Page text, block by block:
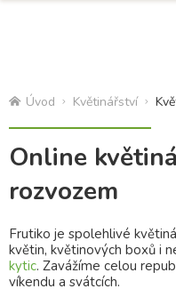
Úvod Květinářství
Online
rozvozem
Frutiko je spolehlivé
květin, květinových boxů i
kytic. Zavážíme celou
víkendu a svátcích.